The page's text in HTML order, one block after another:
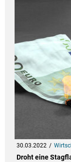
30.03.2022
Droht eine